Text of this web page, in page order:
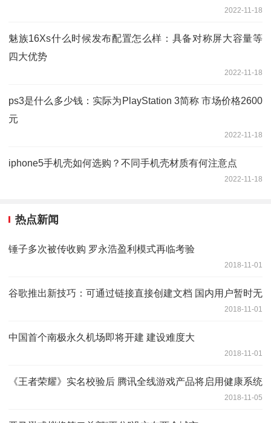
2022-11-18
魅族16Xs什么时候发布配置怎么样：具备对称屏大容量等
四大优势
2022-11-18
ps3是什么多少钱：实际为PlayStation 3简称 市场价格2600
元
2022-11-18
iphone5手机壳如何选购？不同手机壳材质有何注意点
2022-11-18
热点新闻
锤子多次被传收购 罗永浩盈利模式再临考验
2018-11-01
谷歌推出新技巧：可通过链接直接创建文档 国内用户暂时无
2018-11-01
中国首个南极永久机场即将开建 建设难度大
2018-11-01
《王者荣耀》实名校验后 腾讯全线游戏产品将启用健康系统
2018-11-05